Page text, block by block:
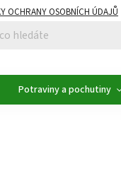
OCHRANY OSOBNÍCH ÚDAJŮ
AKCE, SLEVY
Potraviny a pochutiny